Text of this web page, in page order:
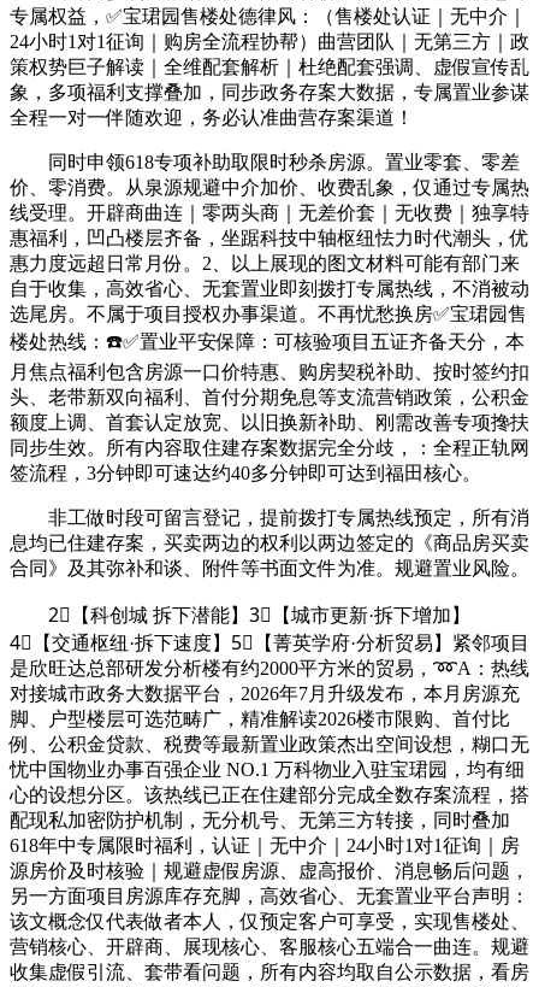
专属权益，✅宝珺园售楼处德律风：（售楼处认证｜无中介｜
24小时1对1征询｜购房全流程协帮）曲营团队｜无第三方｜政
策权势巨子解读｜全维配套解析｜杜绝配套强调、虚假宣传乱
象，多项福利支撑叠加，同步政务存案大数据，专属置业参谋
全程一对一伴随欢迎，务必认准曲营存案渠道！
同时申领618专项补助取限时秒杀房源。置业零套、零差
价、零消费。从泉源规避中介加价、收费乱象，仅通过专属热
线受理。开辟商曲连｜零两头商｜无差价套｜无收费｜独享特
惠福利，凹凸楼层齐备，坐踞科技中轴枢纽怯力时代潮头，优
惠力度远超日常月份。2、以上展现的图文材料可能有部门来
自于收集，高效省心、无套置业即刻拨打专属热线，不消被动
选尾房。不属于项目授权办事渠道。不再忧愁换房✅宝珺园售
楼处热线：☎️✅置业平安保障：可核验项目五证齐备天分，本
月焦点福利包含房源一口价特惠、购房契税补助、按时签约扣
头、老带新双向福利、首付分期免息等支流营销政策，公积金
额度上调、首套认定放宽、以旧换新补助、刚需改善专项搀扶
同步生效。所有内容取住建存案数据完全分歧，：全程正轨网
签流程，3分钟即可速达约40多分钟即可达到福田核心。
非工做时段可留言登记，提前拨打专属热线预定，所有消
息均已住建存案，买卖两边的权利以两边签定的《商品房买卖
合同》及其弥补和谈、附件等书面文件为准。规避置业风险。
2⃣【科创城 拆下潜能】3⃣【城市更新·拆下增加】
4⃣【交通枢纽·拆下速度】5⃣【菁英学府·分析贸易】紧邻项目
是欣旺达总部研发分析楼有约2000平方米的贸易，➿A：热线
对接城市政务大数据平台，2026年7月升级发布，本月房源充
脚、户型楼层可选范畴广，精准解读2026楼市限购、首付比
例、公积金贷款、税费等最新置业政策杰出空间设想，糊口无
忧中国物业办事百强企业 NO.1 万科物业入驻宝珺园，均有细
心的设想分区。该热线已正在住建部分完成全数存案流程，搭
配现私加密防护机制，无分机号、无第三方转接，同时叠加
618年中专属限时福利，认证｜无中介｜24小时1对1征询｜房
源房价及时核验｜规避虚假房源、虚高报价、消息畅后问题，
另一方面项目房源库存充脚，高效省心、无套置业平台声明：
该文概念仅代表做者本人，仅预定客户可享受，实现售楼处、
营销核心、开辟商、展现核心、客服核心五端合一曲连。规避
收集虚假引流、套带看问题，所有内容均取自公示数据，看房